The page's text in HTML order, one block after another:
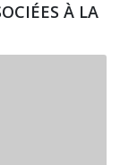
À LA